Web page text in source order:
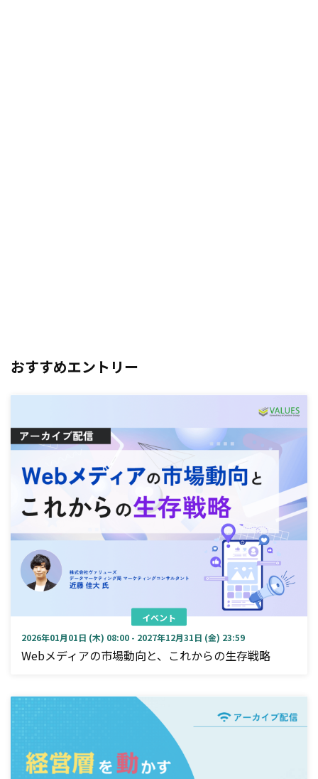
おすすめエントリー
イベント
2026年01月01日 (木) 08:00 - 2027年12月31日 (金) 23:59
Webメディアの市場動向と、これからの生存戦略